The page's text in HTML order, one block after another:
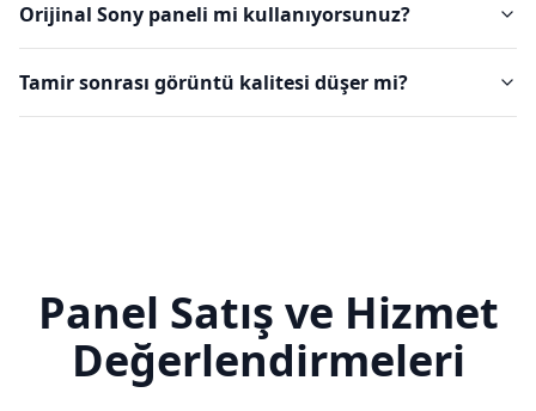
Orijinal Sony paneli mi kullanıyorsunuz?
Tamir sonrası görüntü kalitesi düşer mi?
Panel Satış ve Hizmet
Değerlendirmeleri